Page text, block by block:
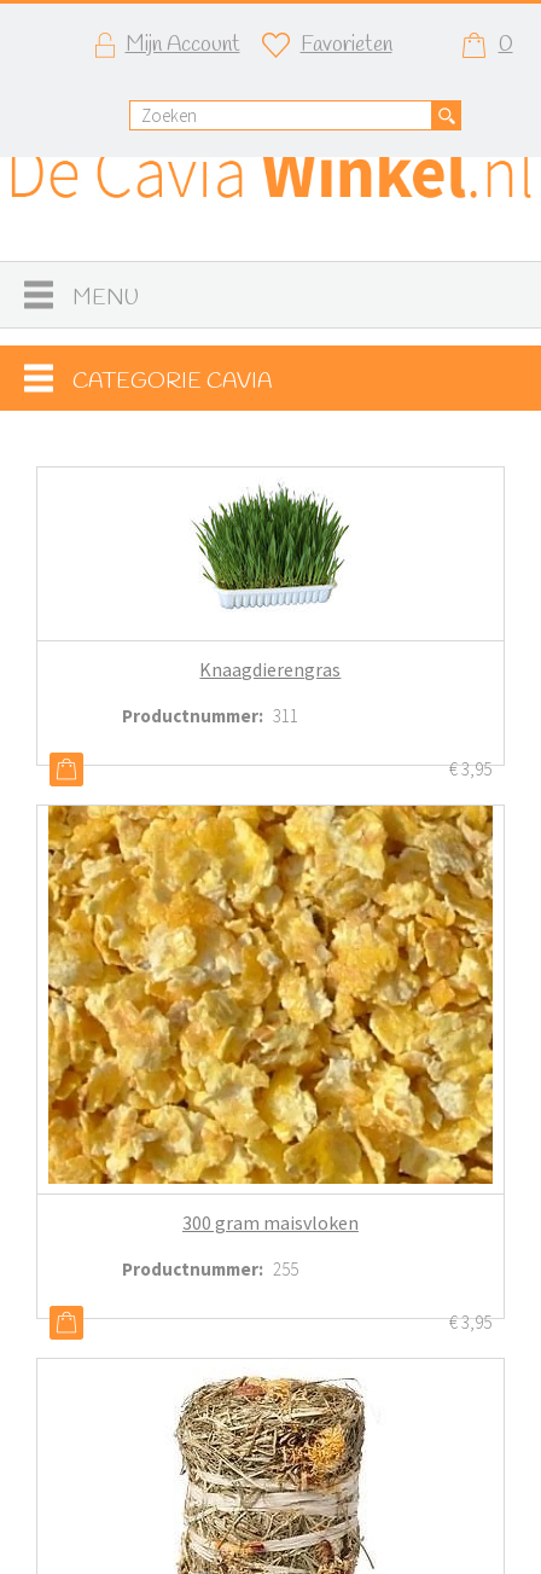
Mijn Account Favorieten 0
MENU
CATEGORIE CAVIA
Knaagdierengras
Productnummer: 311
€3,95
300 gram maisvloken
Productnummer: 255
€3,95